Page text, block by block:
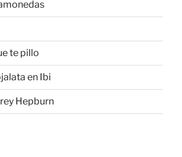
te pillo
en Ibi
Hepburn